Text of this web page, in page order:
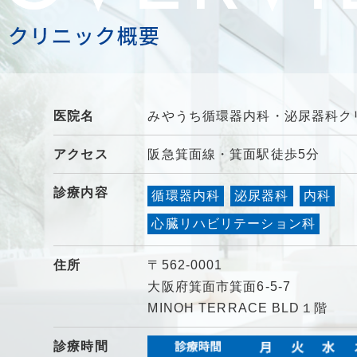
医院名 みやうち循環器内科・泌尿器科ク
アクセス 阪急箕面線・箕面駅徒歩5分
診療内容 循環器内科 泌尿器科 内科
心臓リハビリテーション科
住所
〒562-0001
大阪府箕面市箕面6-5-7
MINOH TERRACE BLD１階
診療時間